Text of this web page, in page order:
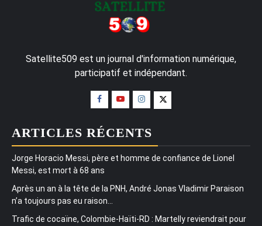
Satellite509 est un journal d'information numérique,
participatif et indépendant.
ARTICLES RÉCENTS
Jorge Horacio Messi, père et homme de confiance de Lionel
Messi, est mort à 68 ans
Après un an à la tête de la PNH, André Jonas Vladimir Paraison
n’a toujours pas eu raison…
Trafic de cocaïne, Colombie-Haïti-RD : Martelly reviendrait pour